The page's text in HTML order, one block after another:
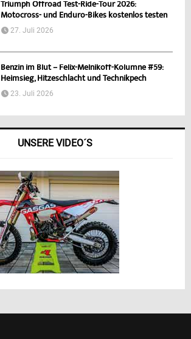
Triumph Offroad Test-Ride-Tour 2026:
Motocross- und Enduro-Bikes kostenlos testen
27. Juli 2026
Benzin im Blut – Felix-Melnikoff-Kolumne #59:
Heimsieg, Hitzeschlacht und Technikpech
23. Juli 2026
UNSERE VIDEO´S